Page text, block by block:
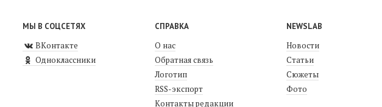
МЫ В СОЦСЕТЯХ
ВКонтакте
Одноклассники
СПРАВКА
О нас
Обратная связь
Логотип
RSS-экспорт
Контакты редакции
NEWSLAB
Новости
Статьи
Сюжеты
Фото